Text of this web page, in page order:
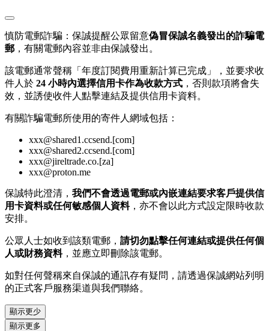
慎防電郵詐騙：保誠提醒公眾留意偽冒保誠名義發出的詐騙電
郵 ，有關電郵內容並非由保誠發出。
該電郵通常聲稱「年度訂閱費用重新計算已完成」，並要求收
件人於 24 小時內選擇信用卡作為收款方式 ，否則款項將會失
效，並誘使收件人點擊連結及提供信用卡資料。
有關詐騙電郵所使用的寄件人網域包括：
xxx@shared1.ccsend.[com]
xxx@shared2.ccsend.[com]
xxx@jireltrade.co.[za]
xxx@proton.me
保誠特此澄清， 我們不會透過電郵或內嵌連結要求客戶提供信
用卡資料或任何敏感個人資料，亦不會以此方式設定限時收款
安排。
公眾人士如收到該類電郵， 請切勿點擊任何連結或提供任何個
人或財務資料，並應立即刪除該電郵。
如對任何聲稱來自保誠的通訊存有疑問，請透過保誠網站列明
的正式客戶服務渠道與我們聯絡。
顯示更少
顯示更多